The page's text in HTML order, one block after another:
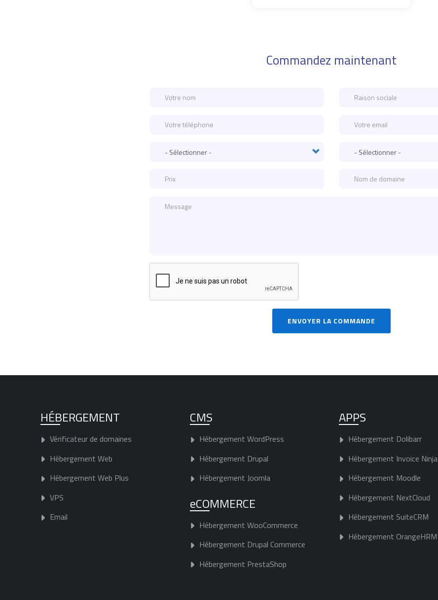
Commandez maintenant
ENVOYER LA COMMANDE
HÉBERGEMENT
Vérificateur de domaines
Hébergement Web
Hébergement Web Plus
VPS
Email
CMS
Hébergement WordPress
Hébergement Drupal
Hébergement Joomla
eCOMMERCE
Hébergement WooCommerce
Hébergement Drupal Commerce
Hébergement PrestaShop
APPS
Hébergement Dolibarr
Hébergement Invoice Ninja
Hébergement Moodle
Hébergement NextCloud
Hébergement SuiteCRM
Hébergement OrangeHRM